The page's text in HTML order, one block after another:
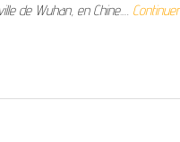
de Wuhan, en Chine.…